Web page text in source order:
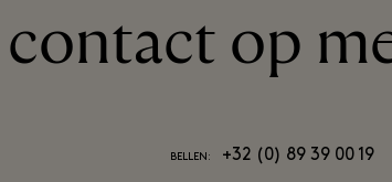
op
BELLEN: +32 (0) 89 39 00 19